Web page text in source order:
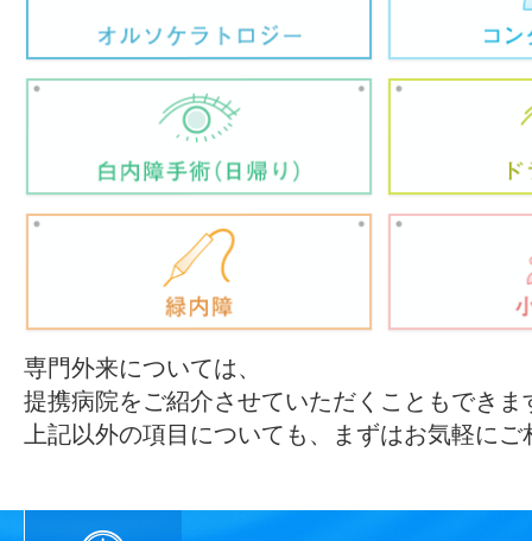
専門外来については、
提携病院をご紹介させていただくこともできま
上記以外の項目についても、まずはお気軽に